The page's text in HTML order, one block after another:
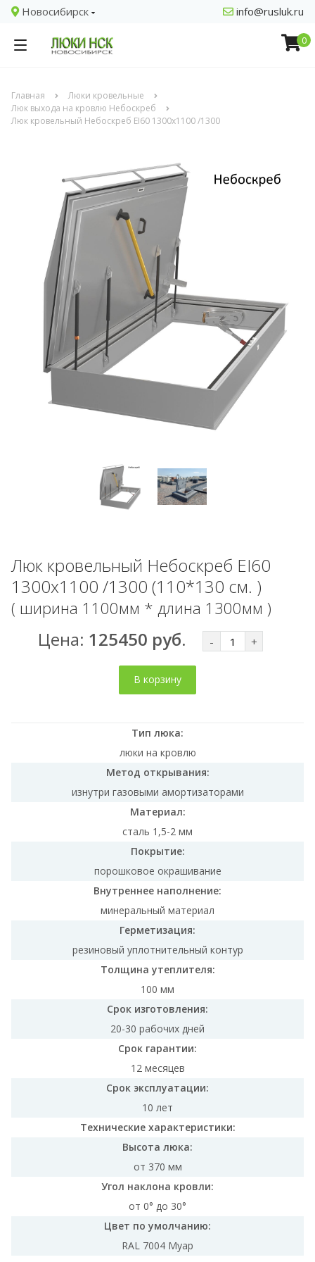
Новосибирск info@rusluk.ru
0
Главная
Люки кровельные
Люк выхода на кровлю Небоскреб
Люк кровельный Небоскреб EI60 1300x1100 /1300
Люк кровельный Небоскреб EI60
1300x1100 /1300 (110*130 см. )
( ширина 1100мм * длина 1300мм )
Цена: 125450 руб. - +
В корзину
Тип люка:
люки на кровлю
Метод открывания:
изнутри газовыми амортизаторами
Материал:
сталь 1,5-2 мм
Покрытие:
порошковое окрашивание
Внутреннее наполнение:
минеральный материал
Герметизация:
резиновый уплотнительный контур
Толщина утеплителя:
100 мм
Срок изготовления:
20-30 рабочих дней
Срок гарантии:
12 месяцев
Срок эксплуатации:
10 лет
Технические характеристики:
Высота люка:
от 370 мм
Угол наклона кровли:
от 0° до 30°
Цвет по умолчанию:
RAL 7004 Муар